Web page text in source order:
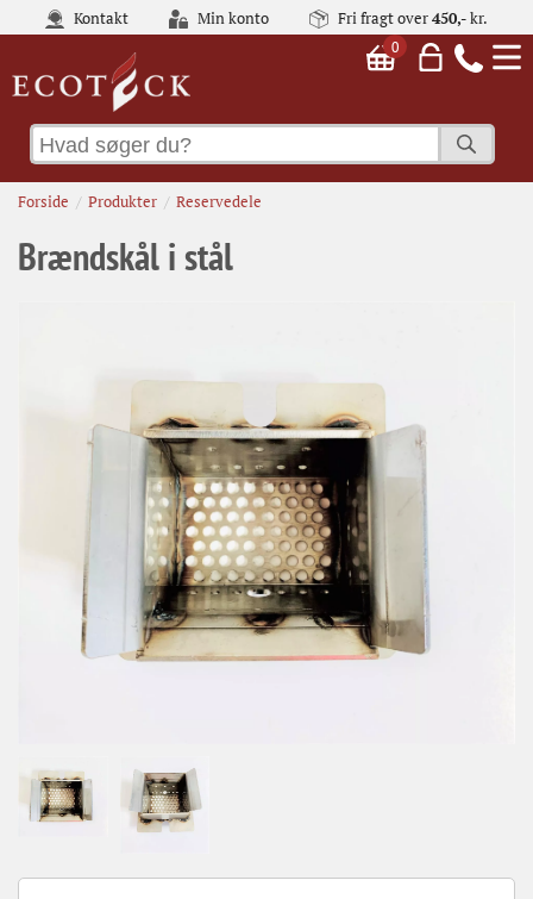
Kontakt Min konto Fri fragt over450,-kr.
0
Forside Produkter Reservedele
Brændskål i stål